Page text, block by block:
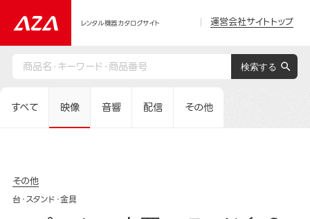
レンタル機器カタログサイト 運営会社サイトトップ
すべて 映像 音響 配信 その他
その他
台・スタンド・金具